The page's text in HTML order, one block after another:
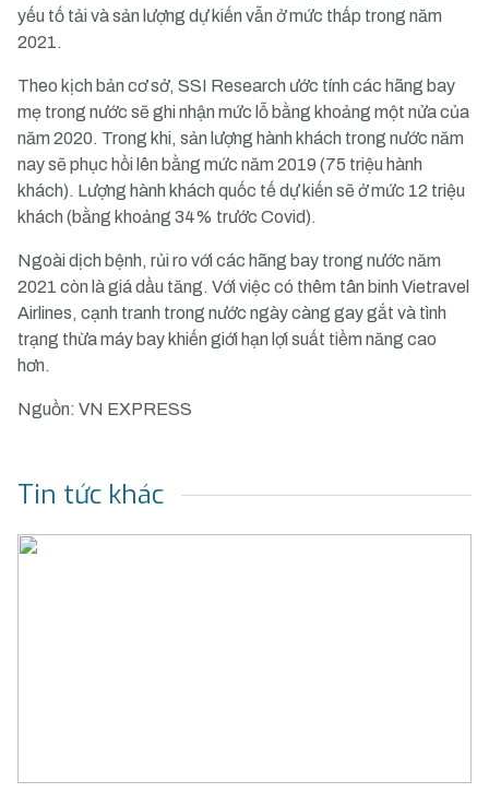
yếu tố tải và sản lượng dự kiến vẫn ở mức thấp trong năm
2021.
Theo kịch bản cơ sở, SSI Research ước tính các hãng bay
mẹ trong nước sẽ ghi nhận mức lỗ bằng khoảng một nửa của
năm 2020. Trong khi, sản lượng hành khách trong nước năm
nay sẽ phục hồi lên bằng mức năm 2019 (75 triệu hành
khách). Lượng hành khách quốc tế dự kiến sẽ ở mức 12 triệu
khách (bằng khoảng 34% trước Covid).
Ngoài dịch bệnh, rủi ro với các hãng bay trong nước năm
2021 còn là giá dầu tăng. Với việc có thêm tân binh Vietravel
Airlines, cạnh tranh trong nước ngày càng gay gắt và tình
trạng thừa máy bay khiến giới hạn lợi suất tiềm năng cao
hơn.
Nguồn: VN EXPRESS
Tin tức khác